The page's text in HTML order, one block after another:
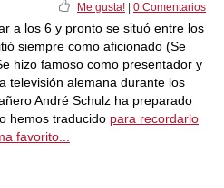
Me gusta! 0 Comentarios
a los 6 y pronto se situó entre los
siempre como aficionado (Se
hizo famoso como presentador y
televisión alemana durante los
André Schulz ha preparado
hemos traducido para recordarlo
favorito...